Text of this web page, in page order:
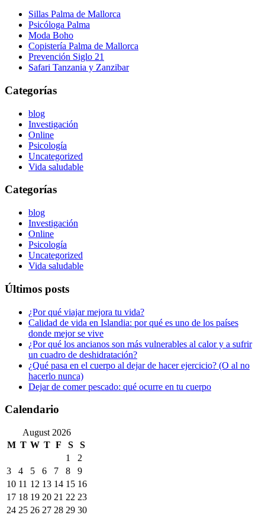
Sillas Palma de Mallorca
Psicóloga Palma
Moda Boho
Copistería Palma de Mallorca
Prevención Siglo 21
Safari Tanzania y Zanzibar
Categorías
blog
Investigación
Online
Psicología
Uncategorized
Vida saludable
Categorías
blog
Investigación
Online
Psicología
Uncategorized
Vida saludable
Últimos posts
¿Por qué viajar mejora tu vida?
Calidad de vida en Islandia: por qué es uno de los países
donde mejor se vive
¿Por qué los ancianos son más vulnerables al calor y a sufrir
un cuadro de deshidratación?
¿Qué pasa en el cuerpo al dejar de hacer ejercicio? (O al no
hacerlo nunca)
Dejar de comer pescado: qué ocurre en tu cuerpo
Calendario
August 2026
M T W T F S
S
1
2
3
4 5 6 7 8
9
10 11 12 13 14 15 16
17 18 19 20 21 22 23
24 25 26 27 28 29 30